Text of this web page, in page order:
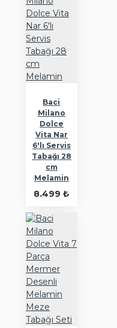
Baci
Milano
Dolce
Vita Nar
6'lı Servis
Tabağı 28
cm
Melamin
8.499 ₺